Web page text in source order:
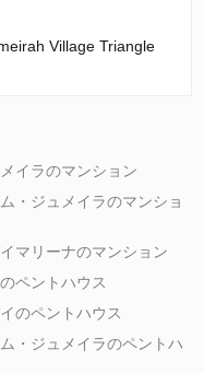
Village Triangle
イラのマンション
・ジュメイラのマンショ
イマリーナのマンション
ペントハウス
イのペントハウス
・ジュメイラのペントハ